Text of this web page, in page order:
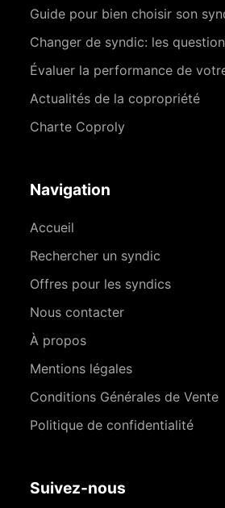
Guide pour bien choisir son
Changer de syndic: les
Évaluer la performance de
Actualités de la copropriété
Charte Coproly
Navigation
Accueil
Rechercher un syndic
Offres pour les syndics
Nous contacter
À propos
Mentions légales
Conditions Générales de Vente
Politique de confidentialité
Suivez-nous